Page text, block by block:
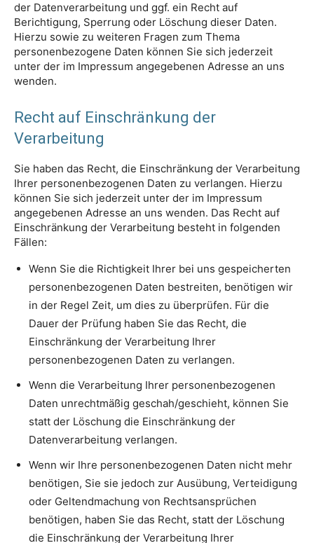
der Datenverarbeitung und ggf. ein Recht auf
Berichtigung, Sperrung oder Löschung dieser Daten.
Hierzu sowie zu weiteren Fragen zum Thema
personenbezogene Daten können Sie sich jederzeit
unter der im Impressum angegebenen Adresse an uns
wenden.
Recht auf Einschränkung der
Verarbeitung
Sie haben das Recht, die Einschränkung der Verarbeitung
Ihrer personenbezogenen Daten zu verlangen. Hierzu
können Sie sich jederzeit unter der im Impressum
angegebenen Adresse an uns wenden. Das Recht auf
Einschränkung der Verarbeitung besteht in folgenden
Fällen:
Wenn Sie die Richtigkeit Ihrer bei uns gespeicherten
personenbezogenen Daten bestreiten, benötigen wir
in der Regel Zeit, um dies zu überprüfen. Für die
Dauer der Prüfung haben Sie das Recht, die
Einschränkung der Verarbeitung Ihrer
personenbezogenen Daten zu verlangen.
Wenn die Verarbeitung Ihrer personenbezogenen
Daten unrechtmäßig geschah/geschieht, können Sie
statt der Löschung die Einschränkung der
Datenverarbeitung verlangen.
Wenn wir Ihre personenbezogenen Daten nicht mehr
benötigen, Sie sie jedoch zur Ausübung, Verteidigung
oder Geltendmachung von Rechtsansprüchen
benötigen, haben Sie das Recht, statt der Löschung
die Einschränkung der Verarbeitung Ihrer